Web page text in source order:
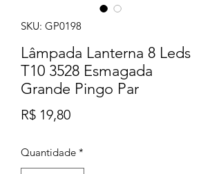
SKU: GP0198
Lâmpada Lanterna 8 Leds
T10 3528 Esmagada
Grande Pingo Par
R$ 19,80Preço
Quantidade *